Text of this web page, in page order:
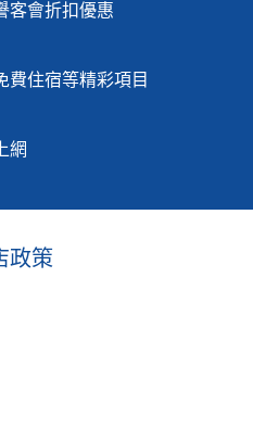
客會折扣優惠
費住宿等精彩項目
網
政策